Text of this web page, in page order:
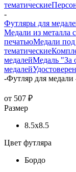
тематические
-
Футляры для
Медали из металла
печатьюМедали
тематические
медалейМедаль "За
медалей
-Футляр для медали
от 507 ₽
Размер
8.5х8.5
Цвет футляра
Бордо